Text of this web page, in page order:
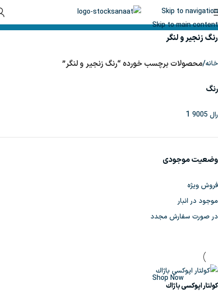
Skip to navigation
Skip to main content
رنگ زنجیر و لنگر
خانه/محصولات برچسب خورده “رنگ زنجیر و لنگر”
رنگ
رال 9005 1
وضعیت موجودی
فروش ویژه
موجود در انبار
در صورت سفارش مجدد
Shop Now
كولتار اپوكسی باژاك